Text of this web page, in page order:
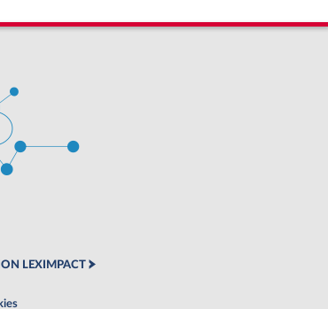
LEXIMPACT